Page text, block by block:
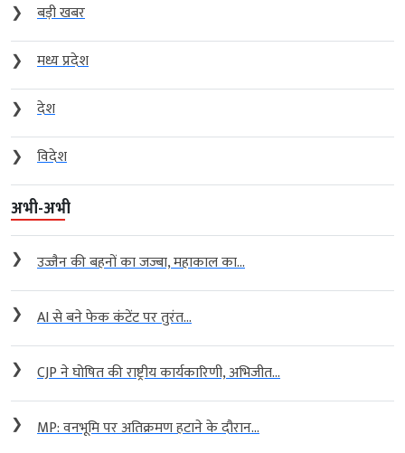
❯
बड़ी खबर
❯
मध्य प्रदेश
❯
देश
❯
विदेश
अभी-अभी
❯ उज्जैन की बहनों का जज्बा, महाकाल का...
❯ AI से बने फेक कंटेंट पर तुरंत...
❯ CJP ने घोषित की राष्ट्रीय कार्यकारिणी, अभिजीत...
❯ MP: वनभूमि पर अतिक्रमण हटाने के दौरान...